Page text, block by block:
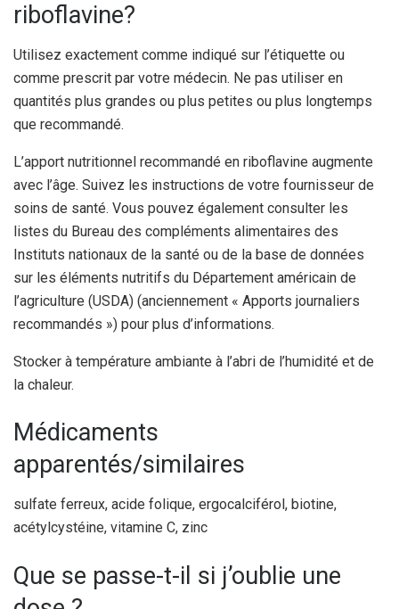
riboflavine?
Utilisez exactement comme indiqué sur l’étiquette ou
comme prescrit par votre médecin. Ne pas utiliser en
quantités plus grandes ou plus petites ou plus longtemps
que recommandé.
L’apport nutritionnel recommandé en riboflavine augmente
avec l’âge. Suivez les instructions de votre fournisseur de
soins de santé. Vous pouvez également consulter les
listes du Bureau des compléments alimentaires des
Instituts nationaux de la santé ou de la base de données
sur les éléments nutritifs du Département américain de
l’agriculture (USDA) (anciennement « Apports journaliers
recommandés ») pour plus d’informations.
Stocker à température ambiante à l’abri de l’humidité et de
la chaleur.
Médicaments
apparentés/similaires
sulfate ferreux, acide folique, ergocalciférol, biotine,
acétylcystéine, vitamine C, zinc
Que se passe-t-il si j’oublie une